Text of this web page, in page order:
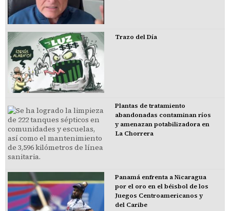
Trazo del Día
Plantas de tratamiento
abandonadas contaminan ríos
y amenazan potabilizadora en
La Chorrera
Panamá enfrenta a Nicaragua
por el oro en el béisbol de los
Juegos Centroamericanos y
del Caribe